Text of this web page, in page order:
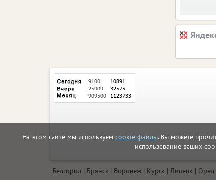
На этом сайте мы используем cookie-файлы. Вы можете
использование ваших
Белгород Брянск Воронеж Курск Липецк Орел